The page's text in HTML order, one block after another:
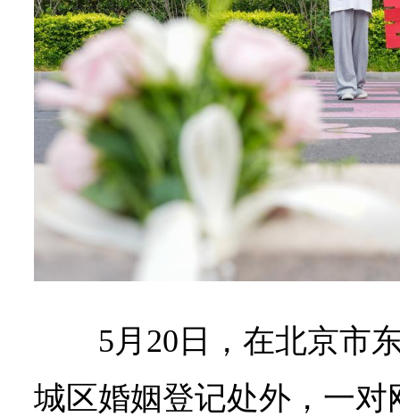
5月20日，在北京市
城区婚姻登记处外，一